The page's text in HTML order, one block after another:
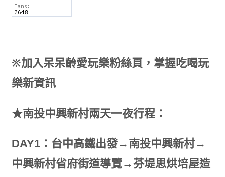
※加入呆呆齡愛玩樂粉絲頁，掌握吃喝玩
樂新資訊
★南投中興新村兩天一夜行程：
DAY1：台中高鐵出發→南投中興新村→
中興新村省府街道導覽→芬堤思烘培屋造